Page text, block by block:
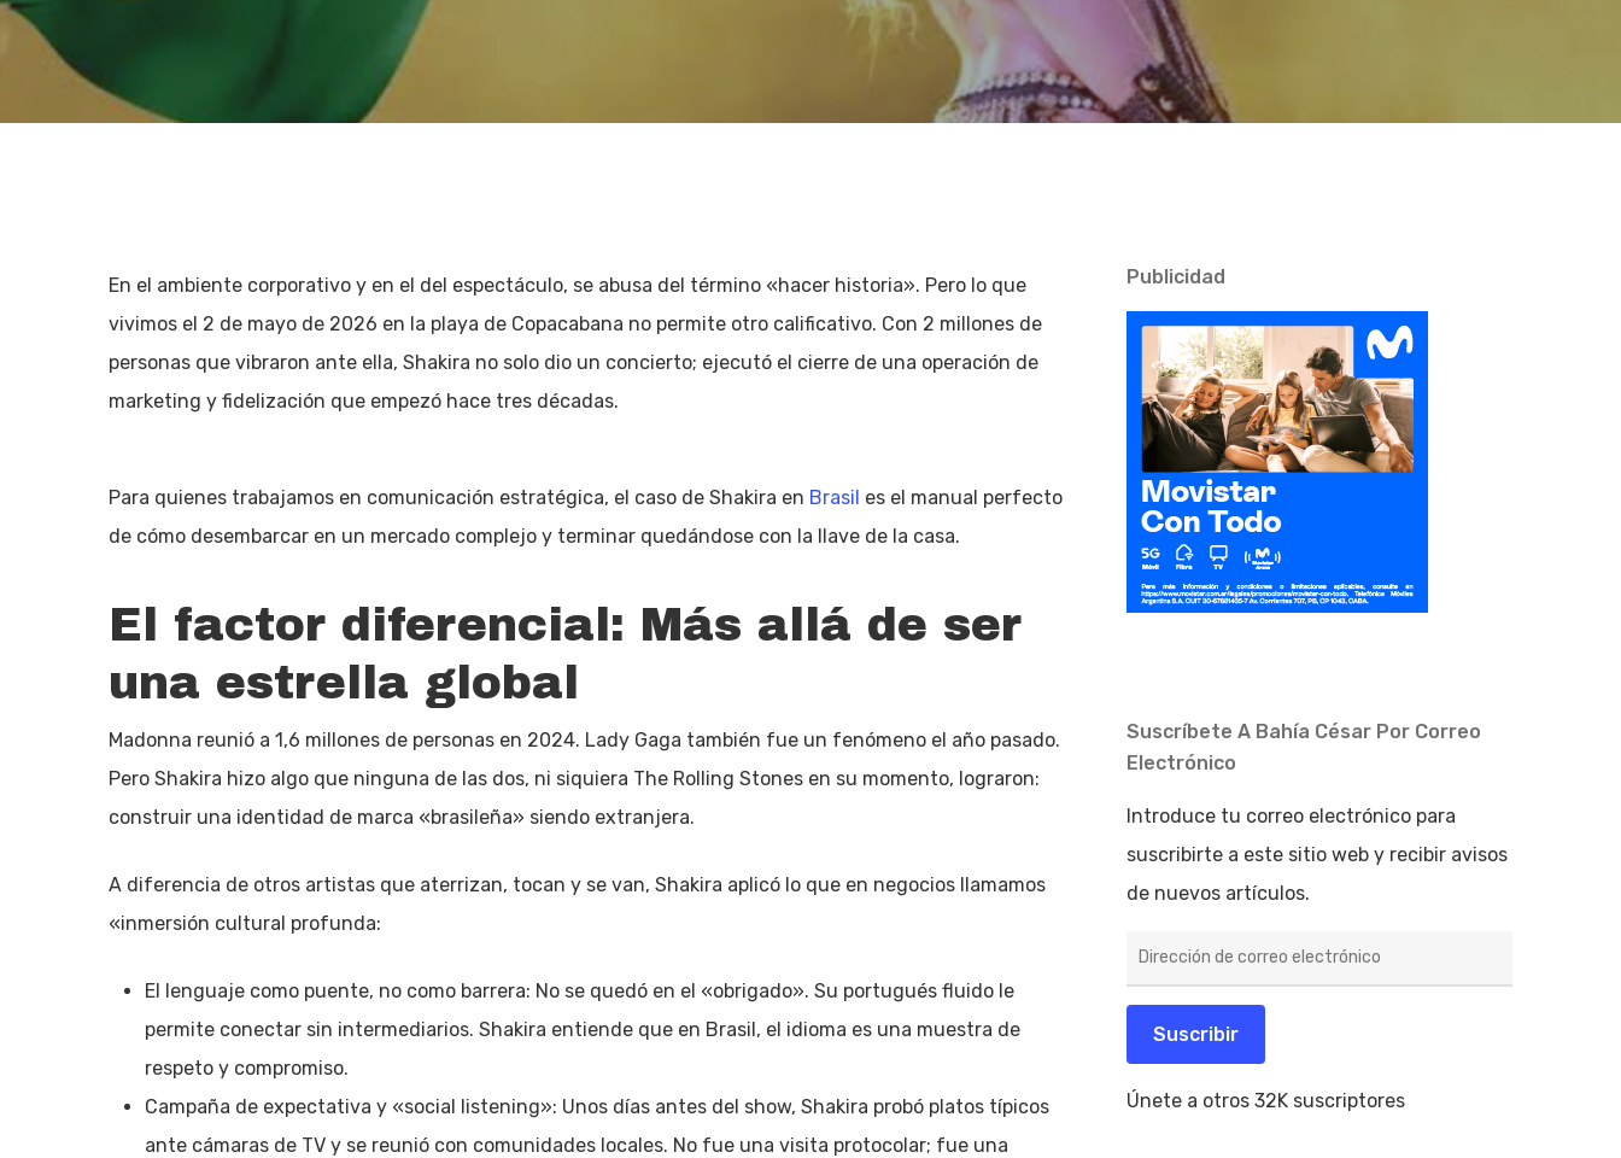
En el ambiente corporativo y en el del espectáculo, se abusa del término «hacer historia». Pero lo que
vivimos el 2 de mayo de 2026 en la playa de Copacabana no permite otro calificativo. Con 2 millones de
personas que vibraron ante ella, Shakira no solo dio un concierto; ejecutó el cierre de una operación de
marketing y fidelización que empezó hace tres décadas.
Para quienes trabajamos en comunicación estratégica, el caso de Shakira en Brasil es el manual perfecto
de cómo desembarcar en un mercado complejo y terminar quedándose con la llave de la casa.
El factor diferencial: Más allá de ser
una estrella global
Madonna reunió a 1,6 millones de personas en 2024. Lady Gaga también fue un fenómeno el año pasado.
Pero Shakira hizo algo que ninguna de las dos, ni siquiera The Rolling Stones en su momento, lograron:
construir una identidad de marca «brasileña» siendo extranjera.
A diferencia de otros artistas que aterrizan, tocan y se van, Shakira aplicó lo que en negocios llamamos
«inmersión cultural profunda:
El lenguaje como puente, no como barrera: No se quedó en el «obrigado». Su portugués fluido le
permite conectar sin intermediarios. Shakira entiende que en Brasil, el idioma es una muestra de
respeto y compromiso.
Campaña de expectativa y «social listening»: Unos días antes del show, Shakira probó platos típicos
ante cámaras de TV y se reunió con comunidades locales. No fue una visita protocolar; fue una
Publicidad
Suscríbete A Bahía César Por Correo
Electrónico
Introduce tu correo electrónico para
suscribirte a este sitio web y recibir avisos
de nuevos artículos.
de
electrónico
Suscribir
Únete a otros 32K suscriptores